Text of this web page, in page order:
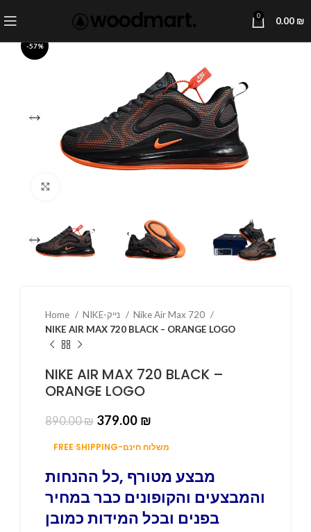
0 0.00 ₪
-57%
Home
Nike Air Max 720
NIKE AIR MAX 720 BLACK – ORANGE LOGO
NIKE AIR MAX 720 BLACK –
ORANGE LOGO
890.00₪ 379.00 ₪
FREE SHIPPING-משלוח חינם
מבצע מטורף ,כל ההנחות
והמבצעים והקופונים כבר במחיר
בפנים ובכל המידות כמובן